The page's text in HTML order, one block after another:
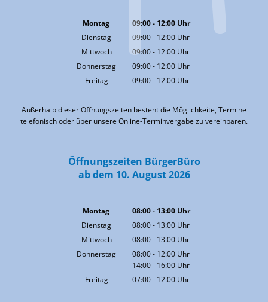
Montag 09:00- 12:00Uhr
Von 09:00 bis 12:00 Uhr
Dienstag 09:00- 12:00 Uhr
Von 09:00 bis 12:00 Uhr
Mittwoch 09:00- 12:00 Uhr
Von 09:00 bis 12:00 Uhr
Donnerstag 09:00- 12:00 Uhr
Von 09:00 bis 12:00 Uhr
Freitag 09:00- 12:00 Uhr
Außerhalb dieser Öffnungszeiten besteht die Möglichkeite, Termine
telefonisch oder über unsere Online-Terminvergabe zu vereinbaren.
Öffnungszeiten BürgerBüro
ab dem 10. August 2026
Montag 08:00- 13:00Uhr
Von 08:00 bis 13:00 Uhr
Dienstag 08:00- 13:00 Uhr
Von 08:00 bis 13:00 Uhr
Mittwoch 08:00- 13:00 Uhr
Von 08:00 bis 13:00 Uhr
Donnerstag 08:00- 12:00 Uhr
Von 08:00 bis 12:00 Uhr
14:00- 16:00 Uhr
Von 14:00 bis 16:00 Uhr
Freitag 07:00- 12:00 Uhr